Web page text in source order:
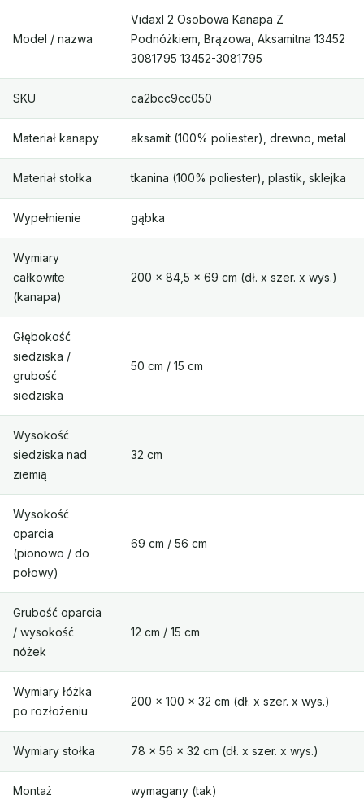
Model / nazwa
Vidaxl 2 Osobowa Kanapa Z
Podnóżkiem, Brązowa, Aksamitna 13452
3081795 13452-3081795
SKU ca2bcc9cc050
Materiał kanapy aksamit (100% poliester), drewno, metal
Materiał stołka tkanina (100% poliester), plastik, sklejka
Wypełnienie gąbka
Wymiary
całkowite
(kanapa)
200 x 84,5 x 69 cm (dł. x szer. x wys.)
Głębokość
siedziska /
grubość
siedziska
50 cm / 15 cm
Wysokość
siedziska nad
ziemią
32 cm
Wysokość
oparcia
(pionowo / do
połowy)
69 cm / 56 cm
Grubość oparcia
/ wysokość
nóżek
12 cm / 15 cm
Wymiary łóżka
po rozłożeniu
200 x 100 x 32 cm (dł. x szer. x wys.)
Wymiary stołka 78 x 56 x 32 cm (dł. x szer. x wys.)
Montaż wymagany (tak)